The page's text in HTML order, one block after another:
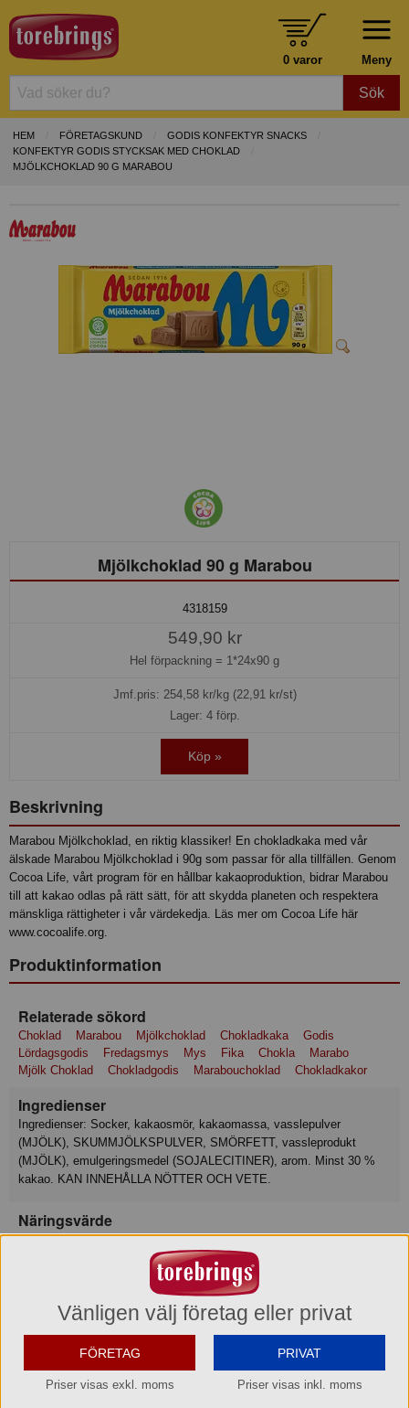
Meny
0 varor
Sök
HEM FÖRETAGSKUND
GODIS KONFEKTYR SNACKS
KONFEKTYR GODIS STYCKSAK MED CHOKLAD
MJÖLKCHOKLAD 90 G MARABOU
Mjölkchoklad 90 g Marabou
4318159
549,90 kr
Hel förpackning = 1*24x90 g
Jmf.pris: 254,58kr/kg (22,91 kr/st)
Lager: 4 förp.
Köp »
Beskrivning
Marabou Mjölkchoklad, en riktig klassiker! En chokladkaka med vår
älskade Marabou Mjölkchoklad i 90g som passar för alla tillfällen. Genom
Cocoa Life, vårt program för en hållbar kakaoproduktion, bidrar Marabou
till att kakao odlas på rätt sätt, för att skydda planeten och respektera
mänskliga rättigheter i vår värdekedja. Läs mer om Cocoa Life här
www.cocoalife.org.
Produktinformation
Relaterade sökord
Choklad Marabou Mjölkchoklad Chokladkaka
Godis
Lördagsgodis
Fredagsmys Mys Fika Chokla
Marabo
Mjölk Choklad
Chokladgodis Marabouchoklad Chokladkakor
Ingredienser
Ingredienser: Socker, kakaosmör, kakaomassa, vasslepulver
(MJÖLK), SKUMMJÖLKSPULVER, SMÖRFETT, vassleprodukt
(MJÖLK), emulgeringsmedel (SOJALECITINER), arom. Minst 30 %
kakao. KAN INNEHÅLLA NÖTTER OCH VETE.
Näringsvärde
Tillagningsstatus: Ej tillagad
Basmängdeklaration: 100
Fett 32 g
Kolhydrat 59 g
Fiber 2.0 g
Vänligen välj företag eller privat
FÖRETAG
Priser visas exkl. moms
PRIVAT
Priser visas inkl. moms